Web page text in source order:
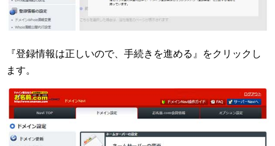
『登録情報は正しいので、手続きを進める』をクリックし
ます。